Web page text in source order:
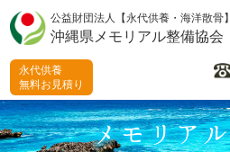
公益財団法人【永代供養・海洋散骨】
沖縄県メモリアル整備協会
永代供養
無料お見積り